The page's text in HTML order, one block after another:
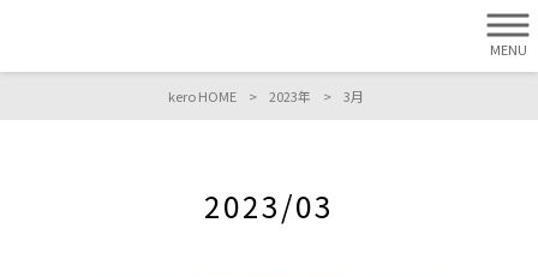
MENU
kero HOME > 2023年 > 3月
2023/03